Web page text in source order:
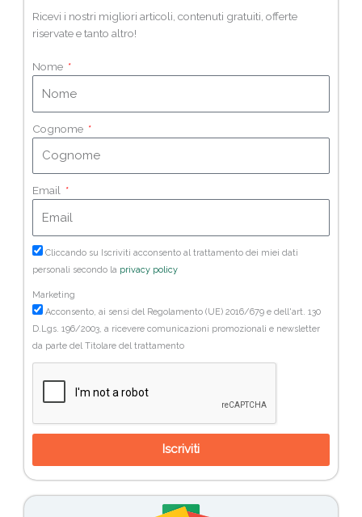
Ricevi i nostri migliori articoli, contenuti gratuiti, offerte
riservate e tanto altro!
Nome
Cognome
Email
Cliccando su Iscriviti acconsento al trattamento dei miei dati
personali secondo la privacy policy
Marketing
Acconsento, ai sensi del Regolamento (UE) 2016/679 e dell'art. 130
D.Lgs. 196/2003, a ricevere comunicazioni promozionali e newsletter
da parte del Titolare del trattamento
Iscriviti